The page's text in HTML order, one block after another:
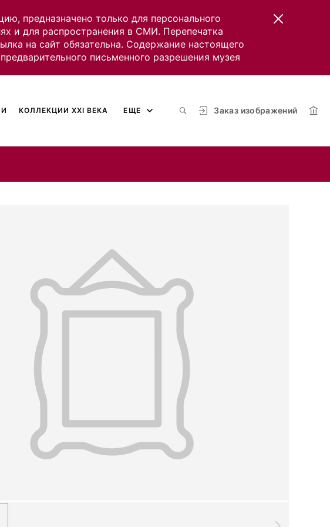
предназначено только для персонального
и для распространения в СМИ. Перепечатка
на сайт обязательна. Содержание настоящего
письменного разрешения музея
Заказ изображений
КОЛЛЕКЦИИ XXI ВЕКА ЕЩЕ